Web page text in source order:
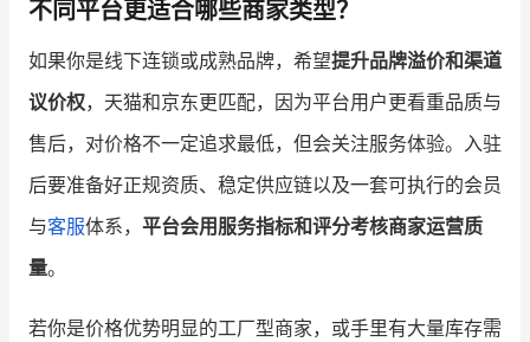
不同平台更适合哪些商家类型？
如果你是线下连锁或成熟品牌，希望提升品牌溢价和渠道
议价权，天猫和京东更匹配，因为平台用户更看重品质与
售后，对价格不一定追求最低，但会关注服务体验。入驻
后要准备好正规资质、稳定供应链以及一套可执行的会员
与客服体系， 平台会用服务指标和评分考核商家运营质
量。
若你是价格优势明显的工厂型商家，或手里有大量库存需